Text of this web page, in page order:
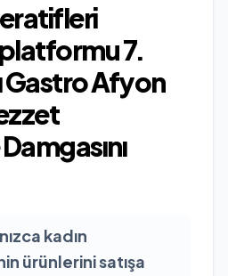
7.
Gastro Afyon
kadın
ürünlerini satışa